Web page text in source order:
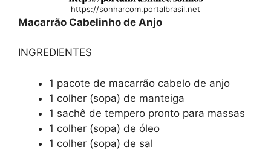
https://sonharcom.portalbrasil.net
Macarrão Cabelinho de Anjo
INGREDIENTES
1 pacote de macarrão cabelo de anjo
1 colher (sopa) de manteiga
1 sachê de tempero pronto para massas
1 colher (sopa) de óleo
1 colher (sopa) de sal